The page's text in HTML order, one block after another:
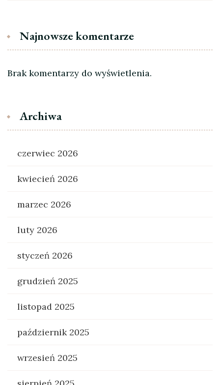
Najnowsze komentarze
Brak komentarzy do wyświetlenia.
Archiwa
czerwiec 2026
kwiecień 2026
marzec 2026
luty 2026
styczeń 2026
grudzień 2025
listopad 2025
październik 2025
wrzesień 2025